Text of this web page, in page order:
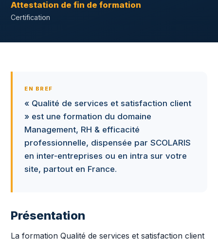
Attestation de fin de formation
Certification
EN BREF
« Qualité de services et satisfaction client
» est une formation du domaine
Management, RH & efficacité
professionnelle, dispensée par SCOLARIS
en inter-entreprises ou en intra sur votre
site, partout en France.
Présentation
La formation Qualité de services et satisfaction client